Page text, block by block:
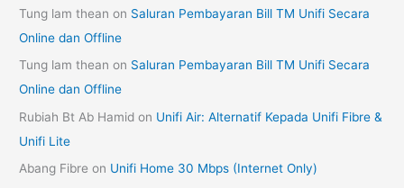
Tung lam thean on Saluran Pembayaran Bill TM Unifi Secara
Online dan Offline
Tung lam thean on Saluran Pembayaran Bill TM Unifi Secara
Online dan Offline
Rubiah Bt Ab Hamid on Unifi Air: Alternatif Kepada Unifi Fibre &
Unifi Lite
Abang Fibre on Unifi Home 30 Mbps (Internet Only)